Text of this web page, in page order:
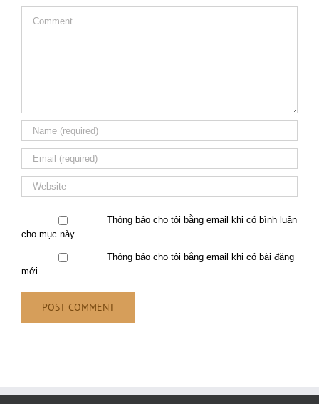
Thông báo cho tôi bằng email khi có bình luận
cho mục này
Thông báo cho tôi bằng email khi có bài đăng
mới